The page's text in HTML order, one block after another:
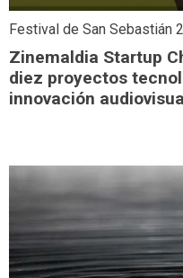
Festival de San Sebastián
Zinemaldia Startup
diez proyectos
innovación